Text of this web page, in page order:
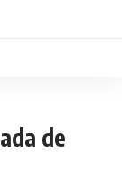
de